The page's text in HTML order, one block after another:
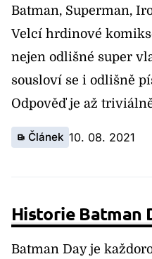
Batman, Superman,
Velcí hrdinové
nejen odlišné super
sousloví se i odlišně
Odpověď je až
Článek 10. 08. 2021
Historie Batman
Batman Day je